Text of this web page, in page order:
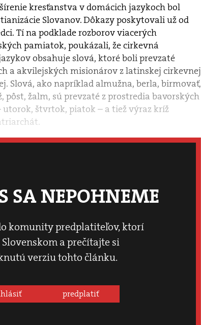
kresťanstva v domácich jazykoch bol
Slovanov. Dôkazy poskytovali už od
Tí na podklade rozborov viacerých
pamiatok, poukázali, že cirkevná
obsahuje slová, ktoré boli prevzaté
a akvilejských misionárov z latinskej cirkevnej
Slová, ako napríklad almužna, berla, birmovať,
pôst, žalm, sú prevzaté z prostredia bavorských
štvrtok, piatok – a tiež výraz kríž
SA NEPOHNEME
komunity predplatiteľov, ktorí
a prečítajte si
verziu tohto článku.
predplatiť